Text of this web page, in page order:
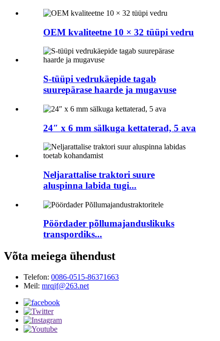
OEM kvaliteetne 10 × 32 tüüpi vedru
S-tüüpi vedrukäepide tagab
suurepärase haarde ja mugavuse
24″ x 6 mm sälkuga kettaterad, 5 ava
Neljarattalise traktori suure
aluspinna labida tugi...
Pöördader põllumajanduslikuks
transpordiks...
Võta meiega ühendust
Telefon: 0086-0515-86371663
Meil: mrqjf@263.net